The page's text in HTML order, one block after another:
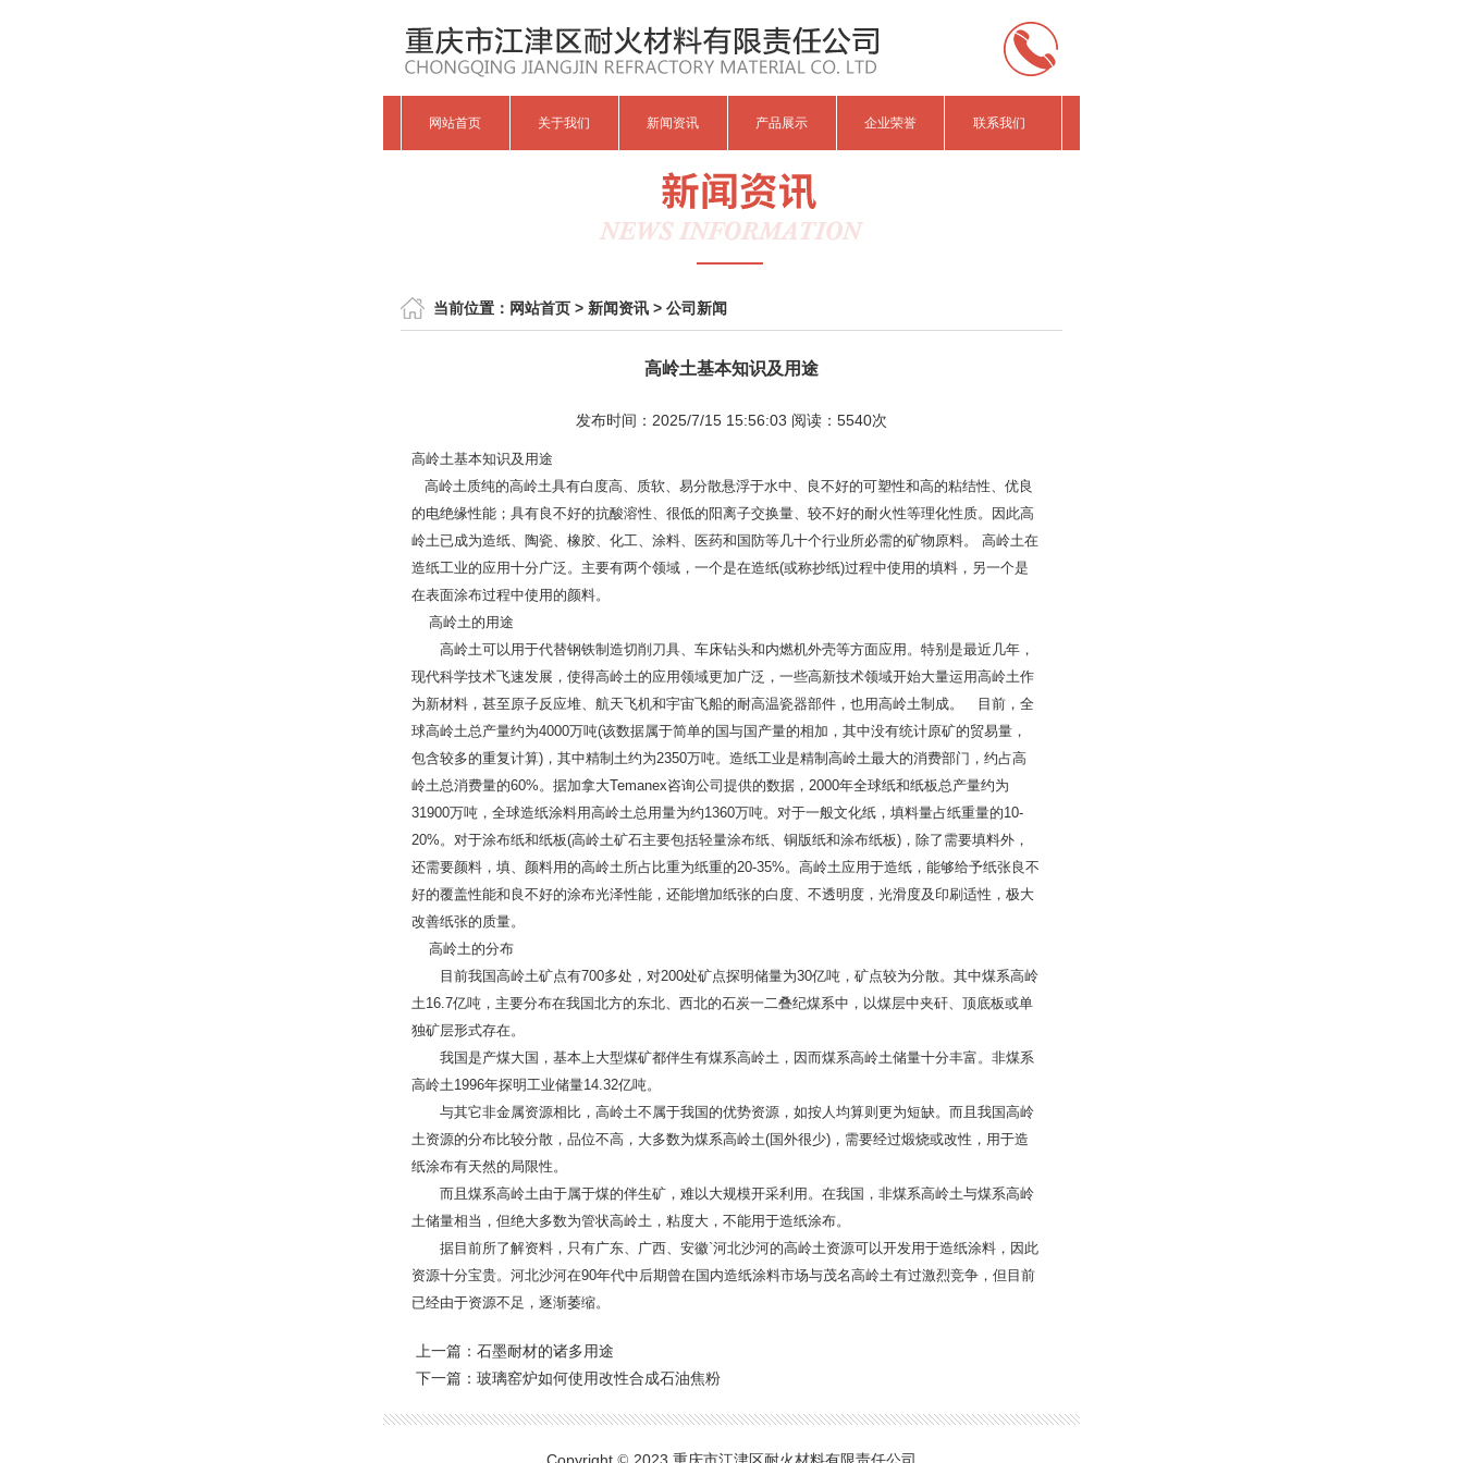
网站首页 关于我们 新闻资讯 产品展示 企业荣誉 联系我们
当前位置： 网站首页 > 新闻资讯 > 公司新闻
高岭土基本知识及用途
发布时间：2025/7/15 15:56:03 阅读： 5540次
高岭土基本知识及用途
高岭土质纯的高岭土具有白度高、质软、易分散悬浮于水中、良不好的可塑性和高的粘结性、优良
的电绝缘性能；具有良不好的抗酸溶性、很低的阳离子交换量、较不好的耐火性等理化性质。因此高
岭土已成为造纸、陶瓷、橡胶、化工、涂料、医药和国防等几十个行业所必需的矿物原料。 高岭土在
造纸工业的应用十分广泛。主要有两个领域，一个是在造纸(或称抄纸)过程中使用的填料，另一个是
在表面涂布过程中使用的颜料。
高岭土的用途
高岭土可以用于代替钢铁制造切削刀具、车床钻头和内燃机外壳等方面应用。特别是最近几年，
现代科学技术飞速发展，使得高岭土的应用领域更加广泛，一些高新技术领域开始大量运用高岭土作
为新材料，甚至原子反应堆、航天飞机和宇宙飞船的耐高温瓷器部件，也用高岭土制成。 目前，全
球高岭土总产量约为4000万吨(该数据属于简单的国与国产量的相加，其中没有统计原矿的贸易量，
包含较多的重复计算)，其中精制土约为2350万吨。造纸工业是精制高岭土最大的消费部门，约占高
岭土总消费量的60%。据加拿大Temanex咨询公司提供的数据，2000年全球纸和纸板总产量约为
31900万吨，全球造纸涂料用高岭土总用量为约1360万吨。对于一般文化纸，填料量占纸重量的10-
20%。对于涂布纸和纸板(高岭土矿石主要包括轻量涂布纸、铜版纸和涂布纸板)，除了需要填料外，
还需要颜料，填、颜料用的高岭土所占比重为纸重的20-35%。高岭土应用于造纸，能够给予纸张良不
好的覆盖性能和良不好的涂布光泽性能，还能增加纸张的白度、不透明度，光滑度及印刷适性，极大
改善纸张的质量。
高岭土的分布
目前我国高岭土矿点有700多处，对200处矿点探明储量为30亿吨，矿点较为分散。其中煤系高岭
土16.7亿吨，主要分布在我国北方的东北、西北的石炭一二叠纪煤系中，以煤层中夹矸、顶底板或单
独矿层形式存在。
我国是产煤大国，基本上大型煤矿都伴生有煤系高岭土，因而煤系高岭土储量十分丰富。非煤系
高岭土1996年探明工业储量14.32亿吨。
与其它非金属资源相比，高岭土不属于我国的优势资源，如按人均算则更为短缺。而且我国高岭
土资源的分布比较分散，品位不高，大多数为煤系高岭土(国外很少)，需要经过煅烧或改性，用于造
纸涂布有天然的局限性。
而且煤系高岭土由于属于煤的伴生矿，难以大规模开采利用。在我国，非煤系高岭土与煤系高岭
土储量相当，但绝大多数为管状高岭土，粘度大，不能用于造纸涂布。
据目前所了解资料，只有广东、广西、安徽`河北沙河的高岭土资源可以开发用于造纸涂料，因此
资源十分宝贵。河北沙河在90年代中后期曾在国内造纸涂料市场与茂名高岭土有过激烈竞争，但目前
已经由于资源不足，逐渐萎缩。
上一篇： 石墨耐材的诸多用途
下一篇： 玻璃窑炉如何使用改性合成石油焦粉